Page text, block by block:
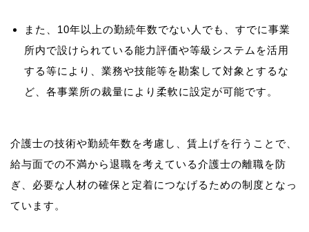
また、10年以上の勤続年数でない人でも、すでに事業
所内で設けられている能力評価や等級システムを活用
する等により、業務や技能等を勘案して対象とするな
ど、各事業所の裁量により柔軟に設定が可能です。
介護士の技術や勤続年数を考慮し、賃上げを行うことで、
給与面での不満から退職を考えている介護士の離職を防
ぎ、必要な人材の確保と定着につなげるための制度となっ
ています。